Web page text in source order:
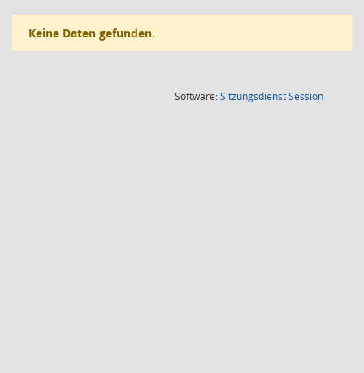
Keine Daten gefunden.
Software:SitzungsdienstSession(Wird in